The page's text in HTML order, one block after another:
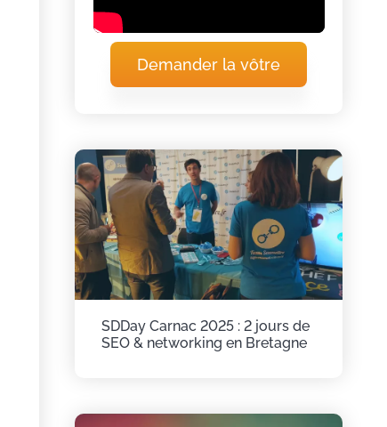
Demander la vôtre
SDDay Carnac 2025 : 2 jours de
SEO & networking en Bretagne